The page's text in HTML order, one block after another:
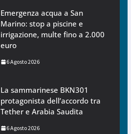
Emergenza acqua a San
Marino: stop a piscine e
irrigazione, multe fino a 2.000
euro
6 Agosto 2026
La sammarinese BKN301
protagonista dell’accordo tra
Tether e Arabia Saudita
6 Agosto 2026